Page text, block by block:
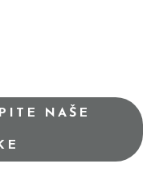
NAŠE